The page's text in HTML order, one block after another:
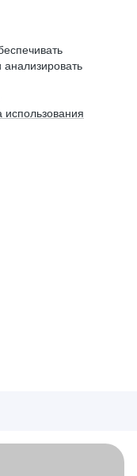
использования